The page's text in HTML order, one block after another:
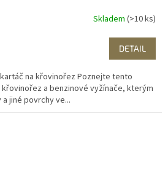
Skladem (>10 ks)
DETAIL
na křovinořez Poznejte tento
a benzinové vyžínače, kterým
jiné povrchy ve...